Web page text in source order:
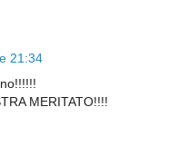
21:34
MERITATO!!!!